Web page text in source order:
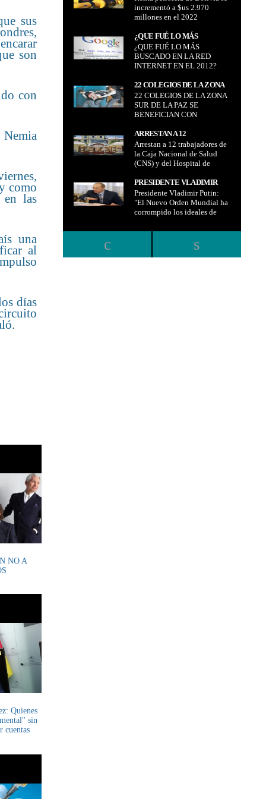
sus
son
con
como
en las
una
al
días
NO A
Quienes
sin
cuentas
BOLIVIA DESDE PARAGUAY,
CON DESTINO A TERCEROS
terceros países como Chile
$US 2.970 MILLONES EN EL
2022
incrementó a $us 2.970
millones en el 2022
¿QUE FUÉ LO MÁS
BUSCADO EN LA RED
INTERNET EN EL 2012?
¿QUE FUÉ LO MÁS
BUSCADO EN LA RED
INTERNET EN EL 2012?
22 COLEGIOS DE LA ZONA
SUR DE LA PAZ SE
BENEFICIAN CON
CÁMARAS PARA FRENAR EL
22 COLEGIOS DE LA ZONA
SUR DE LA PAZ SE
BENEFICIAN CON
EL BULLING
ARRESTAN A 12
TRABAJADORES DE LA
CAJA NACIONAL DE SALUD
(CNS) Y DEL HOSPITAL DE
PRESUNTAMENTE POR
HECHOS DE CORRUPCIÓN
Arrestan a 12 trabajadores de
la Caja Nacional de Salud
(CNS) y del Hospital de
hechos de corrupción
PRESIDENTE VLADIMIR
PUTIN: "EL NUEVO ORDEN
MUNDIAL HA
CORROMPIDO LOS
Presidente Vladimir Putin:
"El Nuevo Orden Mundial ha
corrompido los ideales de